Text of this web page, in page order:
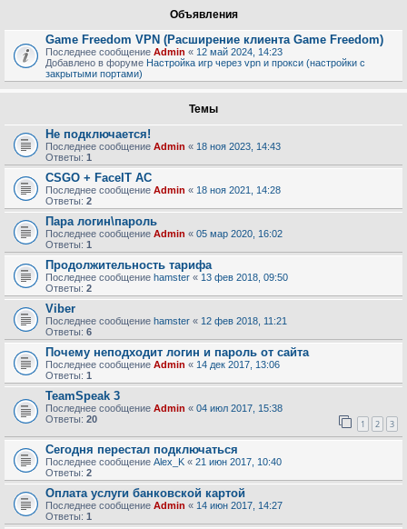
Объявления
Game Freedom VPN (Расширение клиента Game Freedom)
Последнее сообщение Admin « 12 май 2024, 14:23
Добавлено в форуме Настройка игр через vpn и прокси (настройки с
закрытыми портами)
Темы
Не подключается!
Последнее сообщение Admin « 18 ноя 2023, 14:43
Ответы: 1
CSGO + FaceIT AC
Последнее сообщение Admin « 18 ноя 2021, 14:28
Ответы: 2
Пара логин\пароль
Последнее сообщение Admin « 05 мар 2020, 16:02
Ответы: 1
Продолжительность тарифа
Последнее сообщение hamster « 13 фев 2018, 09:50
Ответы: 2
Viber
Последнее сообщение hamster « 12 фев 2018, 11:21
Ответы: 6
Почему неподходит логин и пароль от сайта
Последнее сообщение Admin « 14 дек 2017, 13:06
Ответы: 1
TeamSpeak 3
Последнее сообщение Admin « 04 июл 2017, 15:38
Ответы: 20 1 2 3
Сегодня перестал подключаться
Последнее сообщение Alex_K « 21 июн 2017, 10:40
Ответы: 2
Оплата услуги банковской картой
Последнее сообщение Admin « 14 июн 2017, 14:27
Ответы: 1